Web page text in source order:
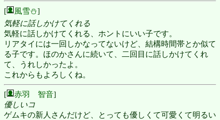
[ 風雪⛄]
気軽に話しかけてくれる
気軽に話しかけてくれる、ホントにいい子です。
リアタイには一回しかなってないけど、結構時間帯とか似て
る子です。ほのかさんに続いて、二回目に話しかけてくれ
て、うれしかったよ。
これからもよろしくね。
[ 赤羽 智音]
優しいコ
ゲムキの新人さんだけど、とっても優しくて可愛くて明るい